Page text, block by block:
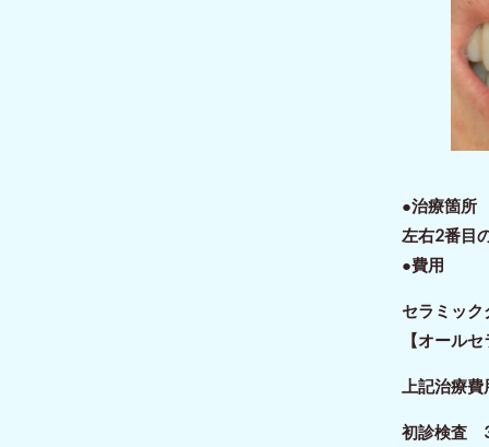
●治療箇
左右2番目
●費用
セラミ
【オール
上記治療
初診検査